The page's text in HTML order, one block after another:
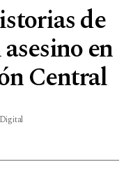
de
en
Central